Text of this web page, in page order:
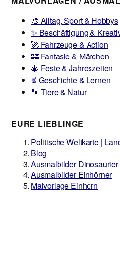
🎨 Alltag, Sport & Hobbys
✨ Beschäftigung &
🚀 Fahrzeuge & Action
🏰 Fantasie & Märchen
🎄 Feste & Jahreszeiten
⏳ Geschichte & Lernen
🐾 Tiere & Natur
EURE LIEBLINGE
Politische Weltkarte |
Blog
Ausmalbilder Dinosaurier
Ausmalbilder Einhörner
Malvorlage Einhorn